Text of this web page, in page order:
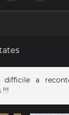
difficile a
!!!